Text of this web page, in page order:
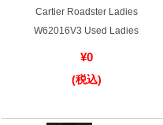
Cartier Roadster Ladies
W62016V3 Used Ladies
¥0
(税込)